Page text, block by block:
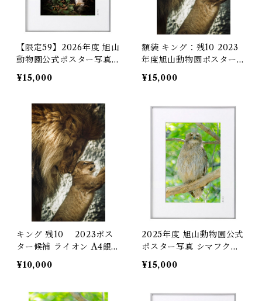
【限定59】2026年度 旭山
動物園公式ポスター写真
マヌルネコ 額装A4銀塩
¥15,000
額装 キング：残10 2023
年度旭山動物園ポスター候
補 額装A4銀塩プリント
¥15,000
キング 残10 2023ポス
ター候補 ライオン A4銀塩
プリント(プリントのみ)
¥10,000
2025年度 旭山動物園公式
ポスター写真 シマフクロ
ウ 額装A4銀塩プリント
限定30
¥15,000